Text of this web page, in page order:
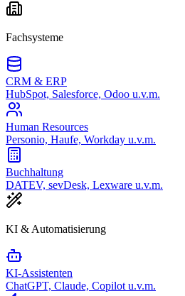
Fachsysteme
CRM & ERP
HubSpot, Salesforce, Odoo u.v.m.
Human Resources
Personio, Haufe, Workday u.v.m.
Buchhaltung
DATEV, sevDesk, Lexware u.v.m.
KI & Automatisierung
KI-Assistenten
ChatGPT, Claude, Copilot u.v.m.